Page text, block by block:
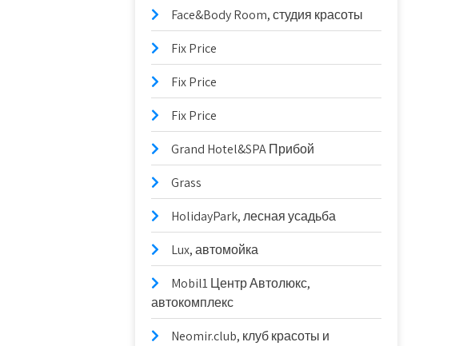
Face&Body Room, студия красоты
Fix Price
Fix Price
Fix Price
Grand Hotel&SPA Прибой
Grass
HolidayPark, лесная усадьба
Lux, автомойка
Mobil1 Центр Автолюкс,
автокомплекс
Neomir.club, клуб красоты и